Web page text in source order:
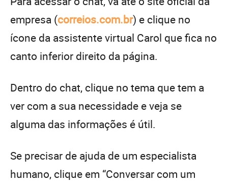
empresa (correios.com.br) e clique no
ícone da assistente virtual Carol que fica no
canto inferior direito da página.
Dentro do chat, clique no tema que tem a
ver com a sua necessidade e veja se
alguma das informações é útil.
Se precisar de ajuda de um especialista
humano, clique em “Conversar com um